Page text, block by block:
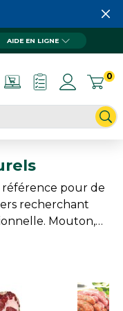
AIDE EN LIGNE
0
référence pour de
recherchant
Mouton,
saucissons en
la valorisation des
excellente tenue